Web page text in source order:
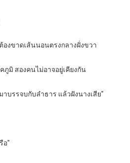
องขาดเส้นนอนตรงกลางฝั่งขวา
มิ สองคนไม่อาจอยู่เคียงกัน
บรรจบกับลำธาร แล้วฝังนางเสีย”
”